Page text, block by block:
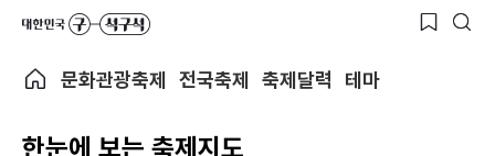
문화관광축제 전국축제 축제달력 테마
한눈에 보는 축제지도